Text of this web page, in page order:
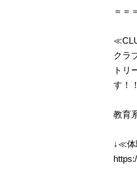
＝＝
クラ
トリ
す！！
教育
↓≪体